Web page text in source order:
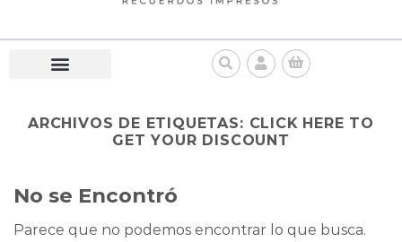
ARCHIVOS DE ETIQUETAS: CLICK HERE TO
GET YOUR DISCOUNT
No se Encontró
Parece que no podemos encontrar lo que busca.